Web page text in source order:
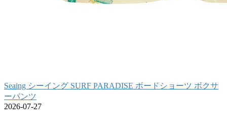
Seaing シーイング SURF PARADISE ボードショーツ ボクサ
ーパンツ
2026-07-27